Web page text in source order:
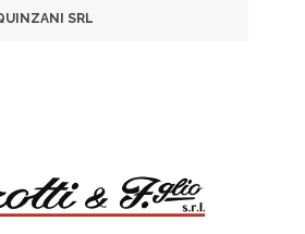
SRL